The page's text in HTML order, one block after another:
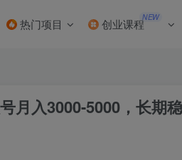
热门项目 创业课程NEW
月入3000-5000，长期